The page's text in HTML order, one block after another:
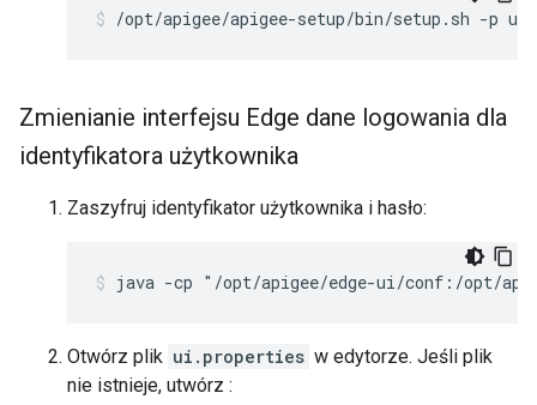
/opt/apigee/apigee-setup/bin/setup.sh -p
Zmienianie interfejsu Edge dane logowania dla
identyfikatora użytkownika
Zaszyfruj identyfikator użytkownika i hasło:
java -cp "/opt/apigee/edge-ui/conf:/opt/
Otwórz plik ui.properties w edytorze. Jeśli plik
nie istnieje, utwórz :